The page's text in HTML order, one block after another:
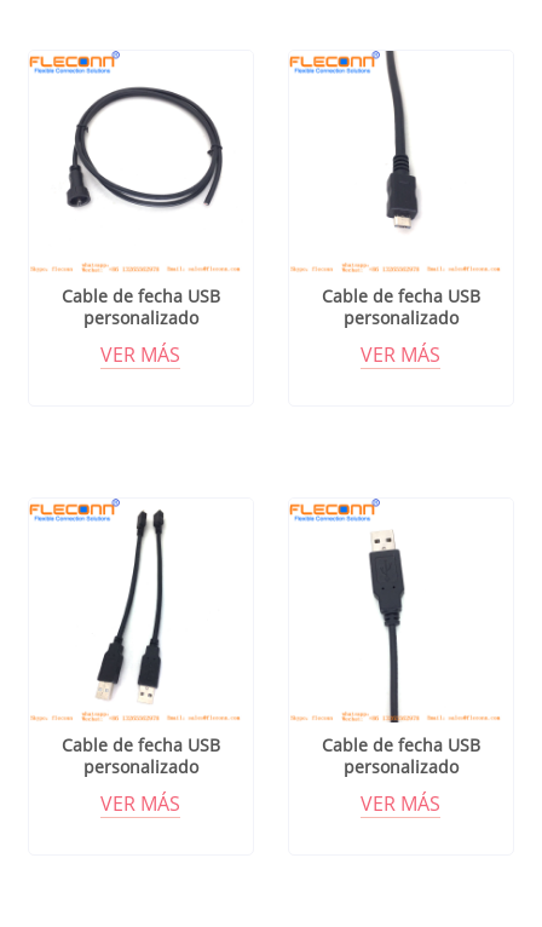
Cable de fecha USB
personalizado
VER MÁS
Cable de fecha USB
personalizado
VER MÁS
Cable de fecha USB
personalizado
VER MÁS
Cable de fecha USB
personalizado
VER MÁS